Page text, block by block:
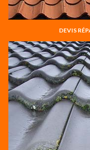
DEVIS